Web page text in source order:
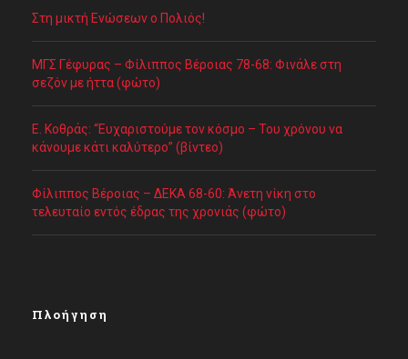
Στη μικτή Ενώσεων ο Πολιός!
ΜΓΣ Γέφυρας – Φίλιππος Βέροιας 78-68: Φινάλε στη
σεζόν με ήττα (φώτο)
Ε. Κοθράς: “Ευχαριστούμε τον κόσμο – Του χρόνου να
κάνουμε κάτι καλύτερο” (βίντεο)
Φίλιππος Βέροιας – ΔΕΚΑ 68-60: Άνετη νίκη στο
τελευταίο εντός έδρας της χρονιάς (φώτο)
Πλοήγηση